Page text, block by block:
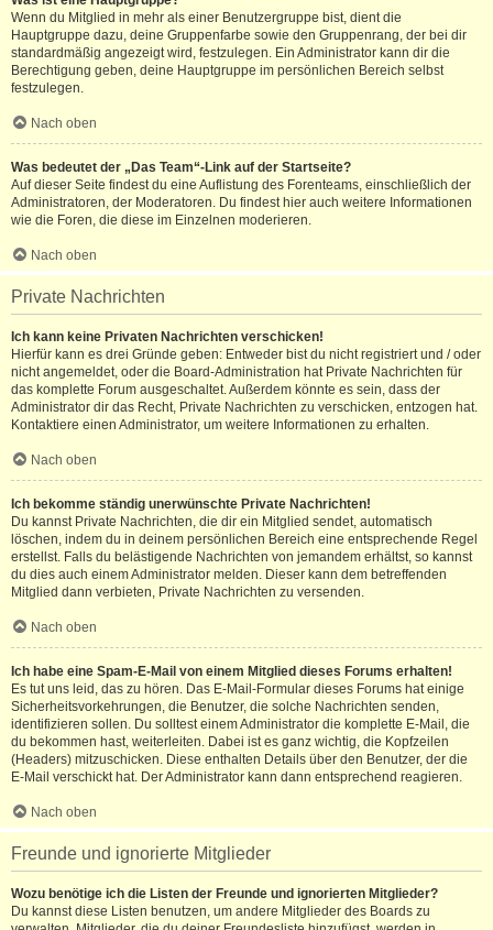
Wenn du Mitglied in mehr als einer Benutzergruppe bist, dient die
Hauptgruppe dazu, deine Gruppenfarbe sowie den Gruppenrang, der bei dir
standardmäßig angezeigt wird, festzulegen. Ein Administrator kann dir die
Berechtigung geben, deine Hauptgruppe im persönlichen Bereich selbst
festzulegen.
Nach oben
Was bedeutet der „Das Team“-Link auf der Startseite?
Auf dieser Seite findest du eine Auflistung des Forenteams, einschließlich der
Administratoren, der Moderatoren. Du findest hier auch weitere Informationen
wie die Foren, die diese im Einzelnen moderieren.
Nach oben
Private Nachrichten
Ich kann keine Privaten Nachrichten verschicken!
Hierfür kann es drei Gründe geben: Entweder bist du nicht registriert und / oder
nicht angemeldet, oder die Board-Administration hat Private Nachrichten für
das komplette Forum ausgeschaltet. Außerdem könnte es sein, dass der
Administrator dir das Recht, Private Nachrichten zu verschicken, entzogen hat.
Kontaktiere einen Administrator, um weitere Informationen zu erhalten.
Nach oben
Ich bekomme ständig unerwünschte Private Nachrichten!
Du kannst Private Nachrichten, die dir ein Mitglied sendet, automatisch
löschen, indem du in deinem persönlichen Bereich eine entsprechende Regel
erstellst. Falls du belästigende Nachrichten von jemandem erhältst, so kannst
du dies auch einem Administrator melden. Dieser kann dem betreffenden
Mitglied dann verbieten, Private Nachrichten zu versenden.
Nach oben
Ich habe eine Spam-E-Mail von einem Mitglied dieses Forums erhalten!
Es tut uns leid, das zu hören. Das E-Mail-Formular dieses Forums hat einige
Sicherheitsvorkehrungen, die Benutzer, die solche Nachrichten senden,
identifizieren sollen. Du solltest einem Administrator die komplette E-Mail, die
du bekommen hast, weiterleiten. Dabei ist es ganz wichtig, die Kopfzeilen
(Headers) mitzuschicken. Diese enthalten Details über den Benutzer, der die
E-Mail verschickt hat. Der Administrator kann dann entsprechend reagieren.
Nach oben
Freunde und ignorierte Mitglieder
Wozu benötige ich die Listen der Freunde und ignorierten Mitglieder?
Du kannst diese Listen benutzen, um andere Mitglieder des Boards zu